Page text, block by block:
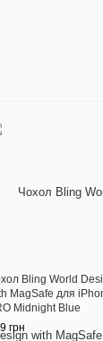
Bling World
MagSafe для
Midnight Blue
грн